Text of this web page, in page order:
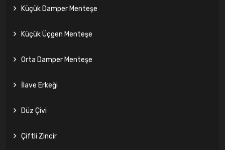
Küçük Damper Menteşe
Küçük Üçgen Menteşe
Orta Damper Menteşe
İlave Erkeği
Düz Çivi
Çiftli Zincir